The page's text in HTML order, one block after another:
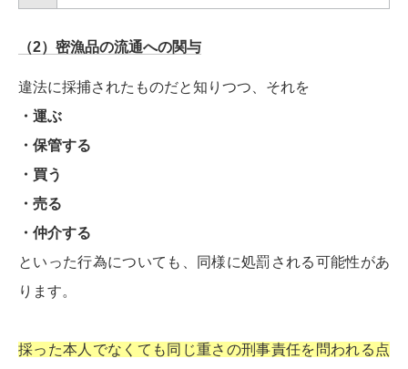
（2）密漁品の流通への関与
違法に採捕されたものだと知りつつ、それを
・運ぶ
・保管する
・買う
・売る
・仲介する
といった行為についても、同様に処罰される可能性があ
ります。
採った本人でなくても同じ重さの刑事責任を問われる点